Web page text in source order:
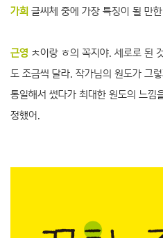
가희 글씨체 중에 가장 특징이 될 만
근영 ㅊ이랑 ㅎ의 꼭지야. 세로로 된
도 조금씩 달라. 작가님의 원도가 그
통일해서 썼다가 최대한 원도의 느낌
정했어.